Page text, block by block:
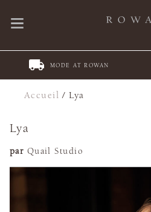
MODE AT ROWAN
Accueil /Lya
Lya
par Quail Studio